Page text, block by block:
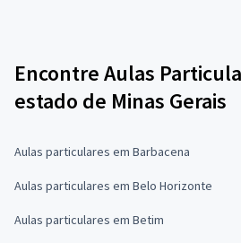
Encontre Aulas
estado de Minas Gerais
Aulas particulares em Barbacena
Aulas particulares em Belo Horizonte
Aulas particulares em Betim